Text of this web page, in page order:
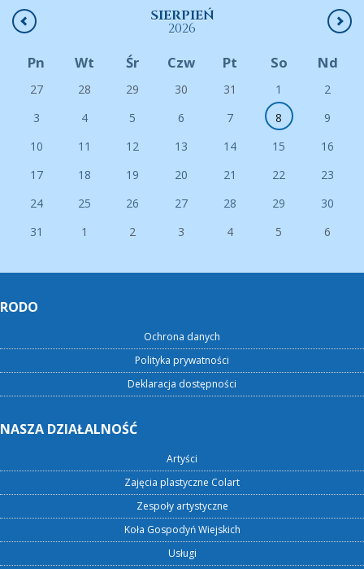
SIERPIEŃ
2026
Pn Wt Śr Czw Pt So Nd
27 28 29 30 31 1
2
3
4 5 6 7 8
9
10
11 12 13 14 15
16
17
18 19 20 21 22
23
24
25 26 27 28 29
30
31
1 2 3 4 5 6
RODO
Ochrona danych
Polityka prywatności
Deklaracja dostępności
NASZA DZIAŁALNOŚĆ
Artyści
Zajęcia plastyczne Colart
Zespoły artystyczne
Koła Gospodyń Wiejskich
Usługi